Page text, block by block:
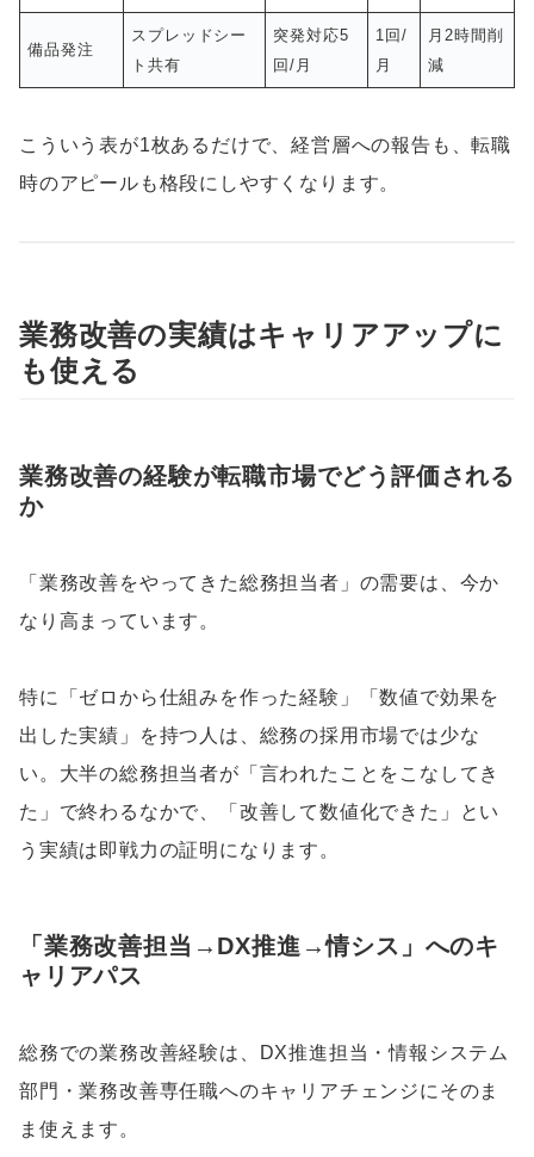
備品発注
スプレッドシー
ト共有
突発対応5
回/月
1回/
月
月2時間削
減
こういう表が1枚あるだけで、経営層への報告も、転職
時のアピールも格段にしやすくなります。
業務改善の実績はキャリアアップに
も使える
業務改善の経験が転職市場でどう評価される
か
「業務改善をやってきた総務担当者」の需要は、今か
なり高まっています。
特に「ゼロから仕組みを作った経験」「数値で効果を
出した実績」を持つ人は、総務の採用市場では少な
い。大半の総務担当者が「言われたことをこなしてき
た」で終わるなかで、「改善して数値化できた」とい
う実績は即戦力の証明になります。
「業務改善担当→DX推進→情シス」へのキ
ャリアパス
総務での業務改善経験は、DX推進担当・情報システム
部門・業務改善専任職へのキャリアチェンジにそのま
ま使えます。